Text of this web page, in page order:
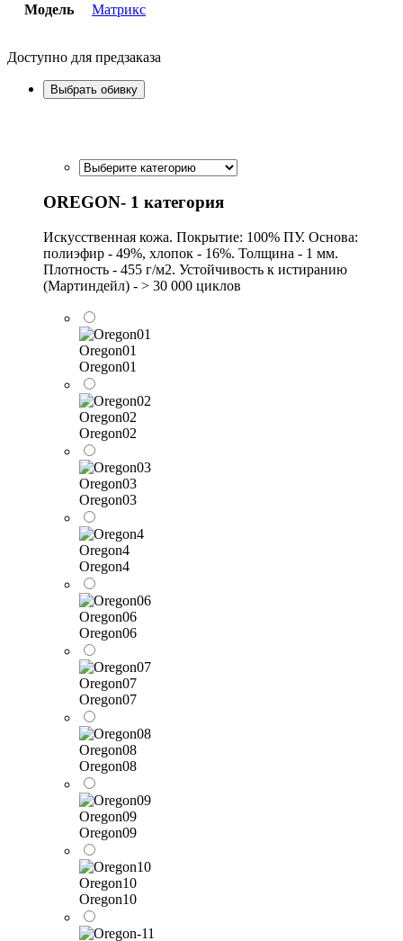
Модель Матрикс
Доступно для предзаказа
Выбрать обивку
OREGON- 1 категория
Искусственная кожа. Покрытие: 100% ПУ. Основа:
полиэфир - 49%, хлопок - 16%. Толщина - 1 мм.
Плотность - 455 г/м2. Устойчивость к истиранию
(Мартиндейл) - > 30 000 циклов
Oregon01
Oregon01
Oregon02
Oregon02
Oregon03
Oregon03
Oregon4
Oregon4
Oregon06
Oregon06
Oregon07
Oregon07
Oregon08
Oregon08
Oregon09
Oregon09
Oregon10
Oregon10